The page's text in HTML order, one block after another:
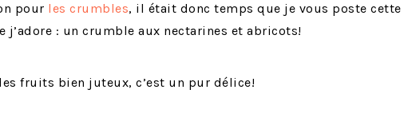
pour les crumbles, il était donc temps que je vous poste cette
j’adore : un crumble aux nectarines et abricots!
fruits bien juteux, c’est un pur délice!